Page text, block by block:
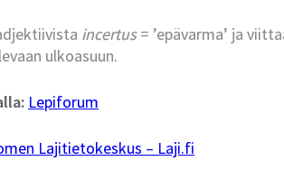
incertus= ’epävarma’ ja
ulkoasuun.
Lepiforum
Lajitietokeskus – Laji.fi